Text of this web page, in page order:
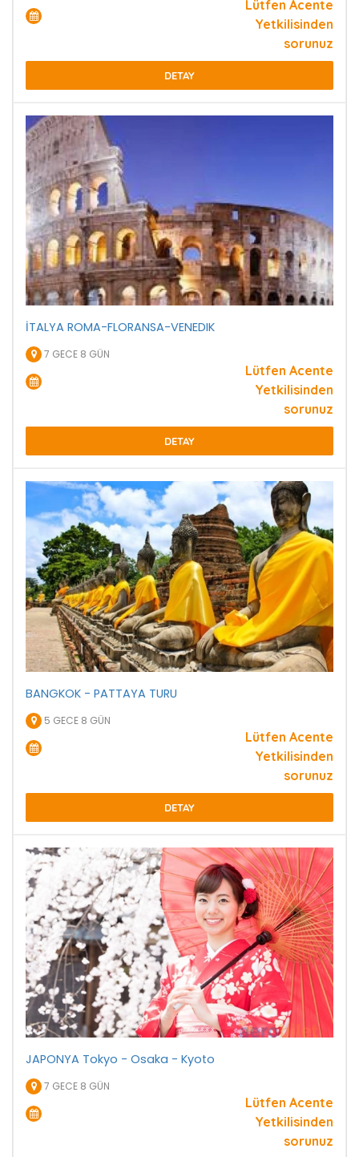
Lütfen Acente
Yetkilisinden
sorunuz
DETAY
İTALYA ROMA-FLORANSA-VENEDIK
7 GECE 8 GÜN
Lütfen Acente
Yetkilisinden
sorunuz
DETAY
BANGKOK - PATTAYA TURU
5 GECE 8 GÜN
Lütfen Acente
Yetkilisinden
sorunuz
DETAY
JAPONYA Tokyo - Osaka - Kyoto
7 GECE 8 GÜN
Lütfen Acente
Yetkilisinden
sorunuz